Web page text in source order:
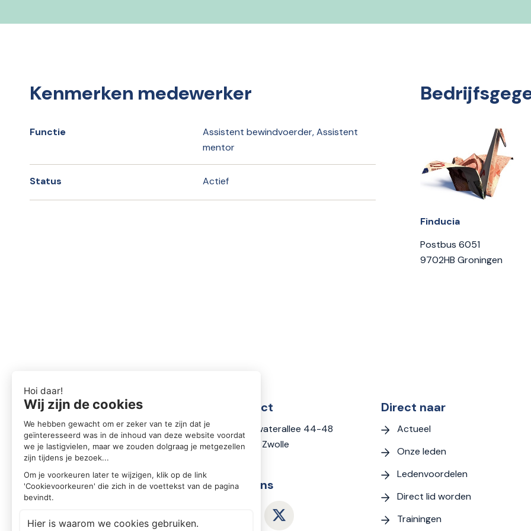
Kenmerken medewerker
Functie
Assistent bewindvoerder, Assistent
mentor
Status Actief
Finducia
Postbus 6051
9702HB Groningen
Contact
Zwartewaterallee 44-48
8031 DX Zwolle
Volg ons
Direct naar
Actueel
Onze leden
Ledenvoordelen
Direct lid worden
Trainingen